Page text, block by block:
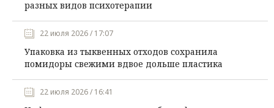
разных видов психотерапии
22 июля 2026 / 17:07
Упаковка из тыквенных отходов сохранила
помидоры свежими вдвое дольше пластика
22 июля 2026 / 16:41